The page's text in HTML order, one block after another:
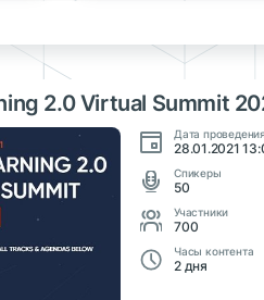
2.0 Virtual Summit
Дата проведения
28.01.2021
Cпикеры
50
Участники
700
Часы контента
2 дня